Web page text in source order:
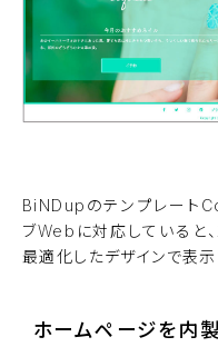
BiNDupのテンプレート
ブWeb に対応していると
最適化したデザインで表示
ホームページを内